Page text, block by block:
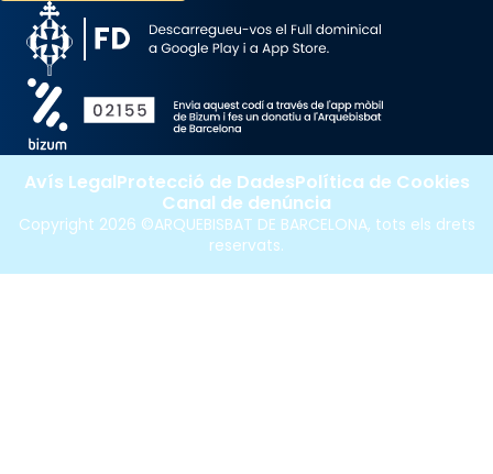
Copyright 2026 ©ARQUEBISBAT DE BARCELONA, tots els drets
reservats.
Avís LegalProtecció de DadesPolítica de Cookies
Canal de denúncia